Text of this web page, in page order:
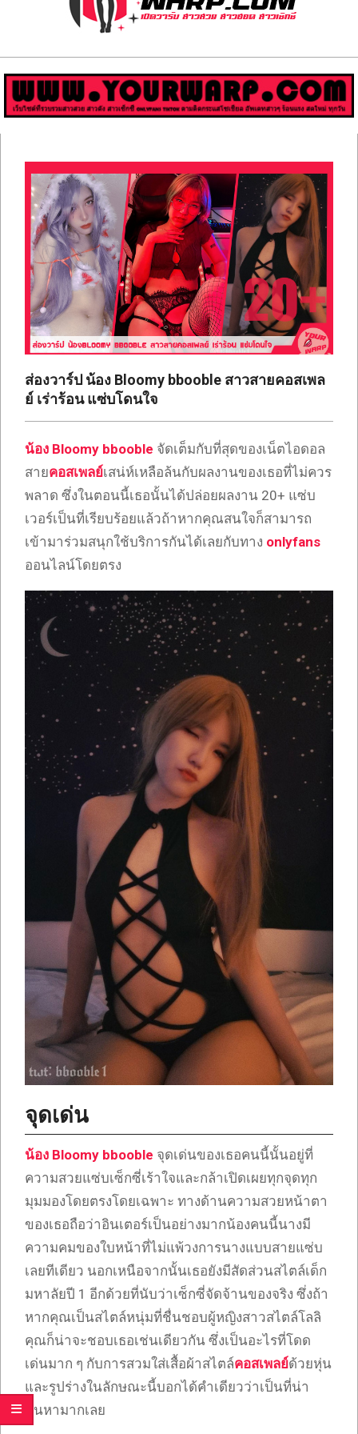
ส่อง
วาร์
ป
สวย
มีชื่อ
เสียง
คน
ดัง
คน
กระแส
เซ็กซี่
ONLYFANS
TIKTOK
Navigation
ส่องวาร์ป น้อง Bloomy bbooble สาวสายคอสเพล
ย์ เร่าร้อน แซ่บโดนใจ
น้อง Bloomy bbooble จัดเต็มกับที่สุดของเน็ตไอดอล
สายคอสเพลย์เสน่ห์เหลือล้นกับผลงานของเธอที่ไม่ควร
พลาด ซึ่งในตอนนี้เธอนั้นได้ปล่อยผลงาน 20+ แซ่บ
เวอร์เป็นที่เรียบร้อยแล้วถ้าหากคุณสนใจก็สามารถ
เข้ามาร่วมสนุกใช้บริการกันได้เลยกับทาง onlyfans
ออนไลน์โดยตรง
จุดเด่น
น้อง Bloomy bbooble จุดเด่นของเธอคนนี้นั้นอยู่ที่
ความสวยแซ่บเซ็กซี่เร้าใจและกล้าเปิดเผยทุกจุดทุก
มุมมองโดยตรงโดยเฉพาะ ทางด้านความสวยหน้าตา
ของเธอถือว่าอินเตอร์เป็นอย่างมากน้องคนนี้นางมี
ความคมของใบหน้าที่ไม่แพ้วงการนางแบบสายแซ่บ
เลยทีเดียว นอกเหนือจากนั้นเธอยังมีสัดส่วนสไตล์เด็ก
มหาลัยปี 1 อีกด้วยที่นับว่าเซ็กซี่จัดจ้านของจริง ซึ่งถ้า
หากคุณเป็นสไตล์หนุ่มที่ชื่นชอบผู้หญิงสาวสไตล์โลลิ
คุณก็น่าจะชอบเธอเช่นเดียวกัน ซึ่งเป็นอะไรที่โดด
เด่นมาก ๆ กับการสวมใส่เสื้อผ้าสไตล์คอสเพลย์ด้วยหุ่น
และรูปร่างในลักษณะนี้บอกได้คำเดียวว่าเป็นที่น่า
ค้นหามากเลย